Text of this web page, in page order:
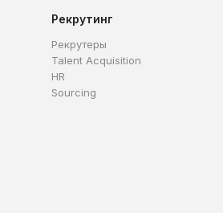
Рекрутинг
Рекрутеры
Talent Acquisition
HR
Sourcing